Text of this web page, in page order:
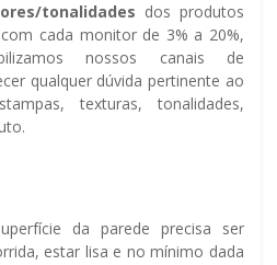
tonalidades dos produtos
cada monitor de 3% a 20%,
nossos canais de
qualquer dúvida pertinente ao
texturas, tonalidades,
da parede precisa ser
estar lisa e no mínimo dada